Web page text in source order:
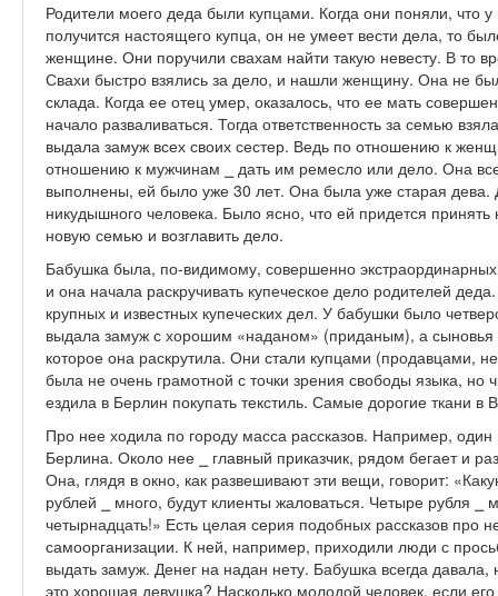
Родители моего деда были купцами. Когда они поняли, что
получится настоящего купца, он не умеет вести дела, то
женщине. Они поручили свахам найти такую невесту. В то
Свахи быстро взялись за дело, и нашли женщину. Она не
склада. Когда ее отец умер, оказалось, что ее мать
начало разваливаться. Тогда ответственность за семью
выдала замуж всех своих сестер. Ведь по отношению к
отношению к мужчинам ⎯ дать им ремесло или дело. Она
выполнены, ей было уже 30 лет. Она была уже старая дева.
никудышного человека. Было ясно, что ей придется
новую семью и возглавить дело.
Бабушка была, по-видимому, совершенно
и она начала раскручивать купеческое дело родителей
крупных и известных купеческих дел. У бабушки было
выдала замуж с хорошим «наданом» (приданым), а сыновья
которое она раскрутила. Они стали купцами (продавцами,
была не очень грамотной с точки зрения свободы языка, но
ездила в Берлин покупать текстиль. Самые дорогие ткани
Про нее ходила по городу масса рассказов. Например, один
Берлина. Около нее ⎯ главный приказчик, рядом бегает и
Она, глядя в окно, как развешивают эти вещи, говорит:
рублей ⎯ много, будут клиенты жаловаться. Четыре рубля ⎯
четырнадцать!» Есть целая серия подобных рассказов про
самоорганизации. К ней, например, приходили люди с
выдать замуж. Денег на надан нету. Бабушка всегда
это хорошая девушка? Насколько молодой человек, если